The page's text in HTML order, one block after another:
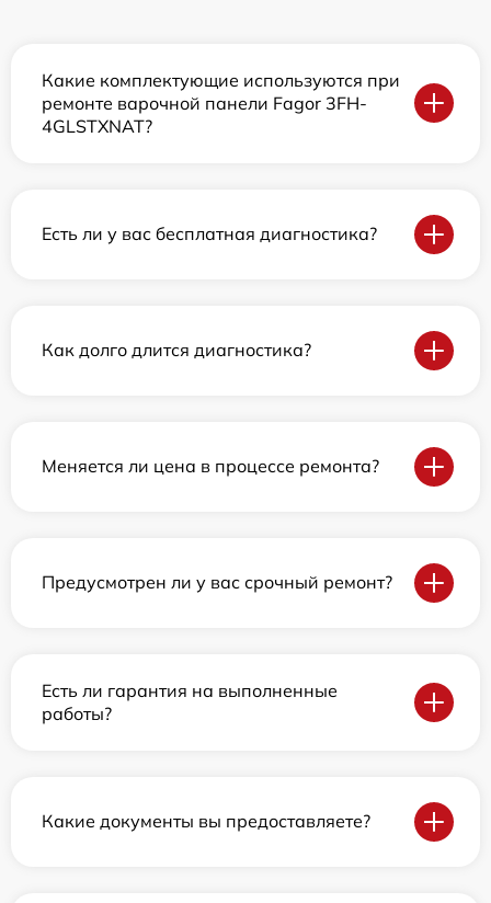
Какие комплектующие используются при
ремонте варочной панели Fagor 3FH-
4GLSTXNAT?
Есть ли у вас бесплатная диагностика?
Как долго длится диагностика?
Меняется ли цена в процессе ремонта?
Предусмотрен ли у вас срочный ремонт?
Есть ли гарантия на выполненные
работы?
Какие документы вы предоставляете?